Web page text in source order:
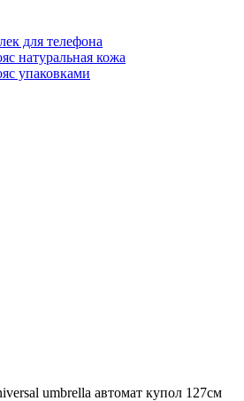
для телефона
натуральная кожа
упаковками
umbrella автомат купол 127см